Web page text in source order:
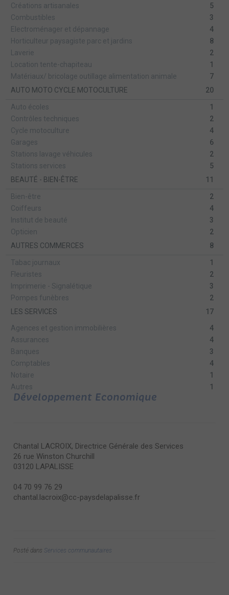
Créations artisanales
5
Combustibles
3
Electroménager et dépannage
4
Horticulteur paysagiste parc et jardins
8
Laverie
2
Location tente-chapiteau
1
Matériaux/ bricolage outillage alimentation animale
7
AUTO MOTO CYCLE MOTOCULTURE
20
Auto écoles
1
Contrôles techniques
2
Cycle motoculture
4
Garages
6
Stations lavage véhicules
2
Stations services
5
BEAUTÉ - BIEN-ÊTRE
11
Bien-être
2
Coiffeurs
4
Institut de beauté
3
Opticien
2
AUTRES COMMERCES
8
Tabac journaux
1
Fleuristes
2
Imprimerie - Signalétique
3
Pompes funèbres
2
LES SERVICES
17
Agences et gestion immobilières
4
Assurances
4
Banques
3
Comptables
4
Notaire
1
Autres
1
Développement Economique
Chantal LACROIX, Directrice Générale des Services
26 rue Winston Churchill
03120 LAPALISSE
04 70 99 76 29
chantal.lacroix@cc-paysdelapalisse.fr
Posté dans Services communautaires